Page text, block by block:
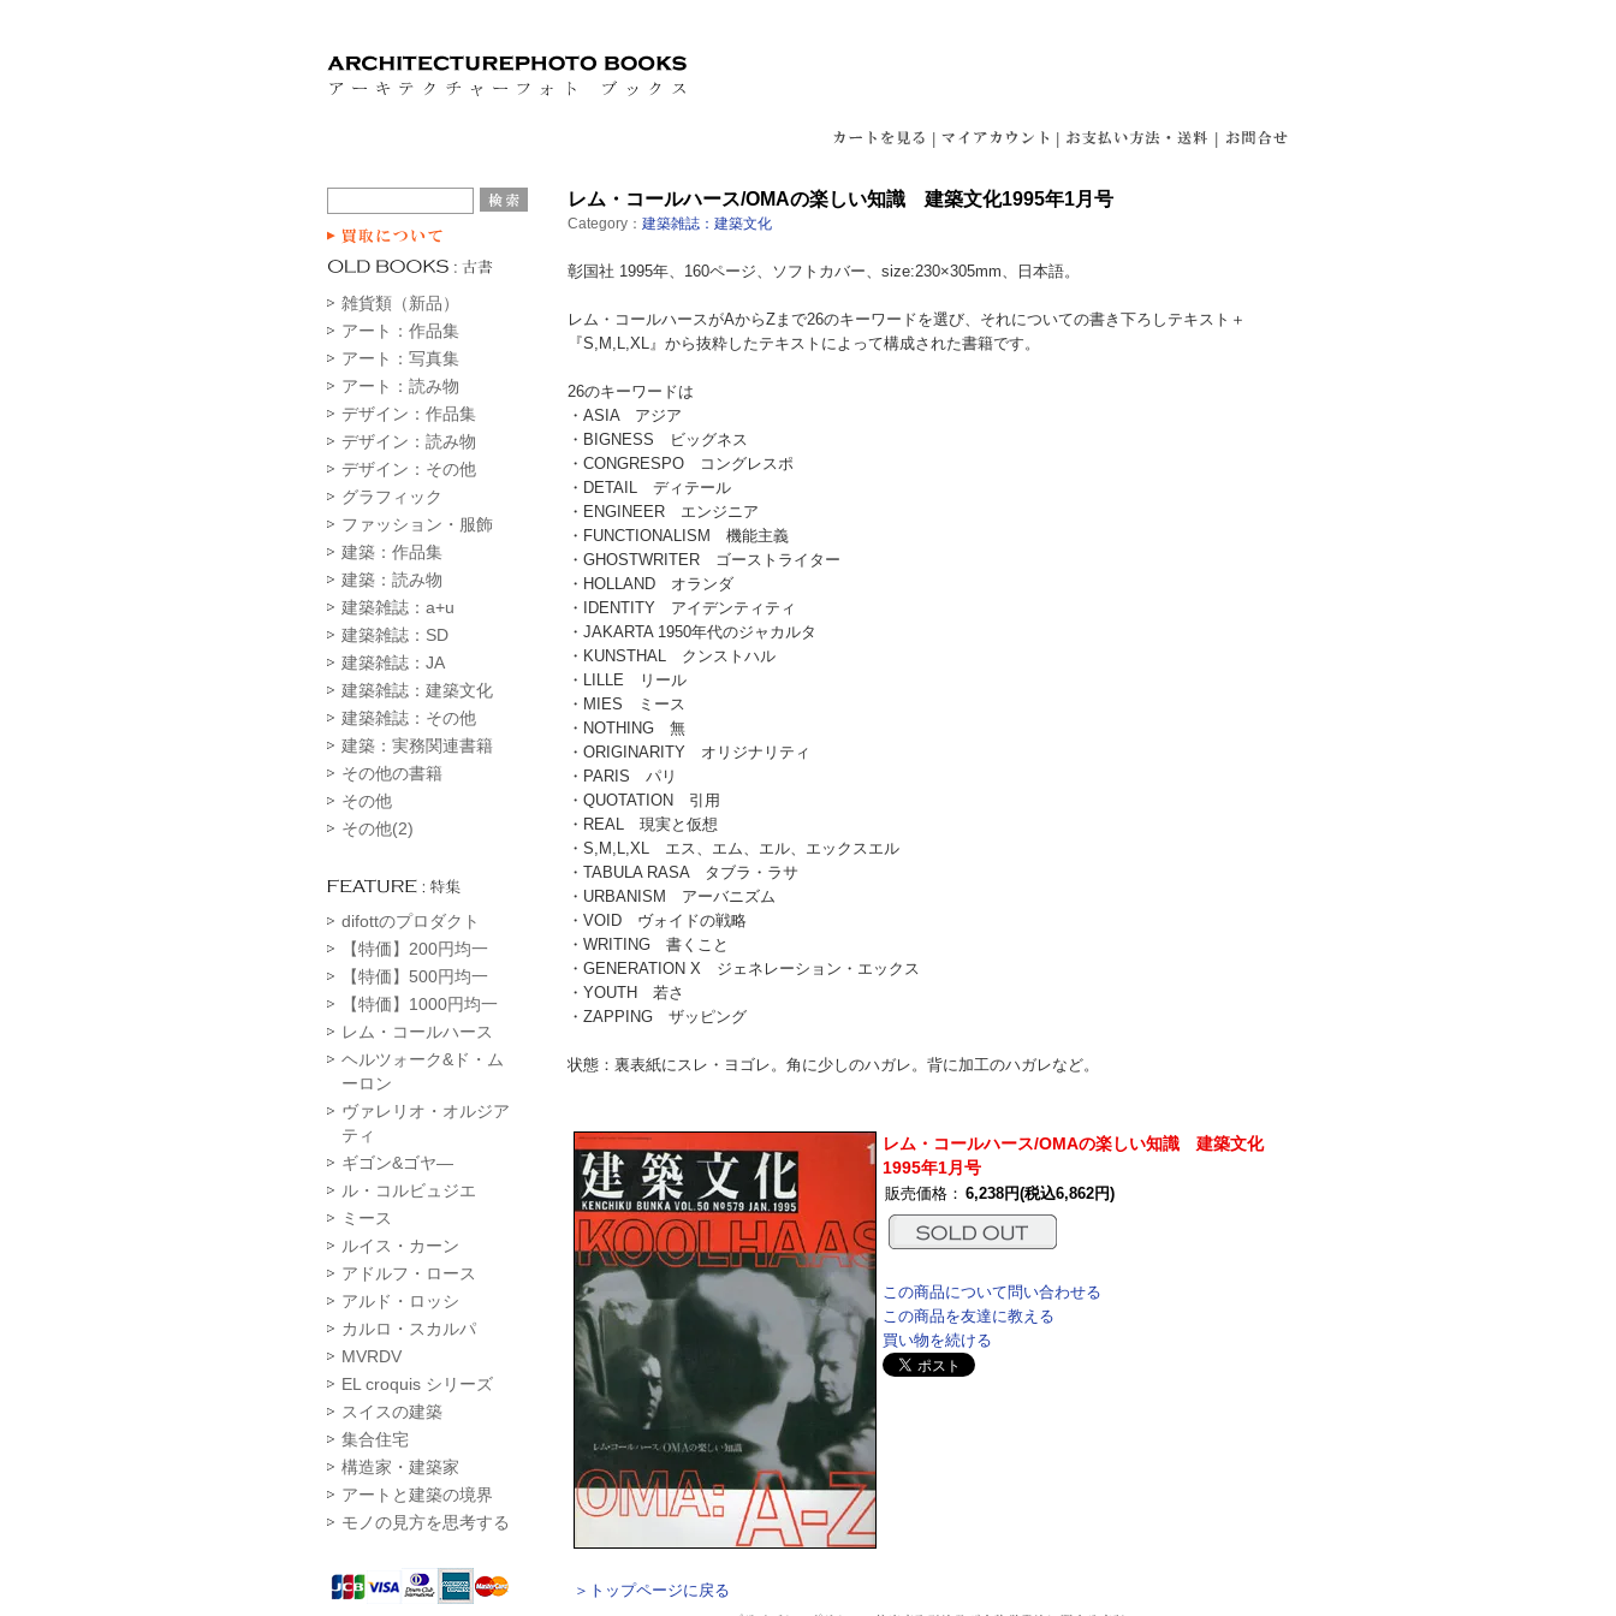
雑貨類（新品）
アート：作品集
アート：写真集
アート：読み物
デザイン：作品集
デザイン：読み物
デザイン：その他
グラフィック
ファッション・服飾
建築：作品集
建築：読み物
建築雑誌：a+u
建築雑誌：SD
建築雑誌：JA
建築雑誌：建築文化
建築雑誌：その他
建築：実務関連書籍
その他の書籍
その他
その他(2)
difottのプロダクト
【特価】200円均一
【特価】500円均一
【特価】1000円均一
レム・コールハース
ヘルツォーク&ド・ム
ーロン
ヴァレリオ・オルジア
ティ
ギゴン&ゴヤ―
ル・コルビュジエ
ミース
ルイス・カーン
アドルフ・ロース
アルド・ロッシ
カルロ・スカルパ
MVRDV
EL croquis シリーズ
スイスの建築
集合住宅
構造家・建築家
アートと建築の境界
モノの見方を思考する
レム・コールハース/OMAの楽しい知識 建築文化1995年1月号
Category： 建築雑誌：建築文化
彰国社 1995年、160ページ、ソフトカバー、size:230×305mm、日本語。
レム・コールハースがAからZまで26のキーワードを選び、それについての書き下ろしテキスト＋
『S,M,L,XL』から抜粋したテキストによって構成された書籍です。
26のキーワードは
・ASIA アジア
・BIGNESS ビッグネス
・CONGRESPO コングレスポ
・DETAIL ディテール
・ENGINEER エンジニア
・FUNCTIONALISM 機能主義
・GHOSTWRITER ゴーストライター
・HOLLAND オランダ
・IDENTITY アイデンティティ
・JAKARTA 1950年代のジャカルタ
・KUNSTHAL クンストハル
・LILLE リール
・MIES ミース
・NOTHING 無
・ORIGINARITY オリジナリティ
・PARIS パリ
・QUOTATION 引用
・REAL 現実と仮想
・S,M,L,XL エス、エム、エル、エックスエル
・TABULA RASA タブラ・ラサ
・URBANISM アーバニズム
・VOID ヴォイドの戦略
・WRITING 書くこと
・GENERATION X ジェネレーション・エックス
・YOUTH 若さ
・ZAPPING ザッピング
状態：裏表紙にスレ・ヨゴレ。角に少しのハガレ。背に加工のハガレなど。
レム・コールハース/OMAの楽しい知識 建築文化
1995年1月号
販売価格： 6,238円(税込6,862円)
この商品について問い合わせる
この商品を友達に教える
買い物を続ける
＞トップページに戻る